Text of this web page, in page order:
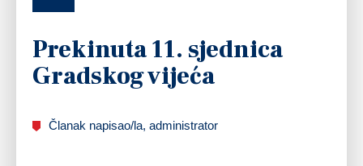
Prekinuta 11. sjednica
Gradskog vijeća
Članak napisao/la, administrator